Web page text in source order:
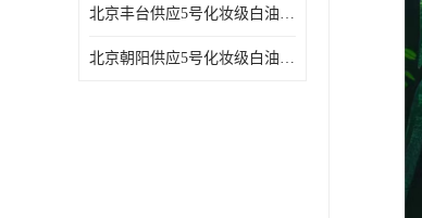
北京丰台供应5号化妆级白油纤维与织物柔软光亮
北京朝阳供应5号化妆级白油纺织时的润滑剂